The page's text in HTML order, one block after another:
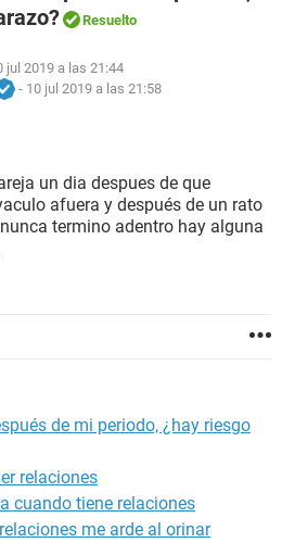
Resuelto
jul 2019 a las 21:44
- 10 jul 2019 a las 21:58
un dia despues de que
afuera y después de un rato
termino adentro hay alguna
de mi periodo, ¿hay riesgo
relaciones
cuando tiene relaciones
me arde al orinar